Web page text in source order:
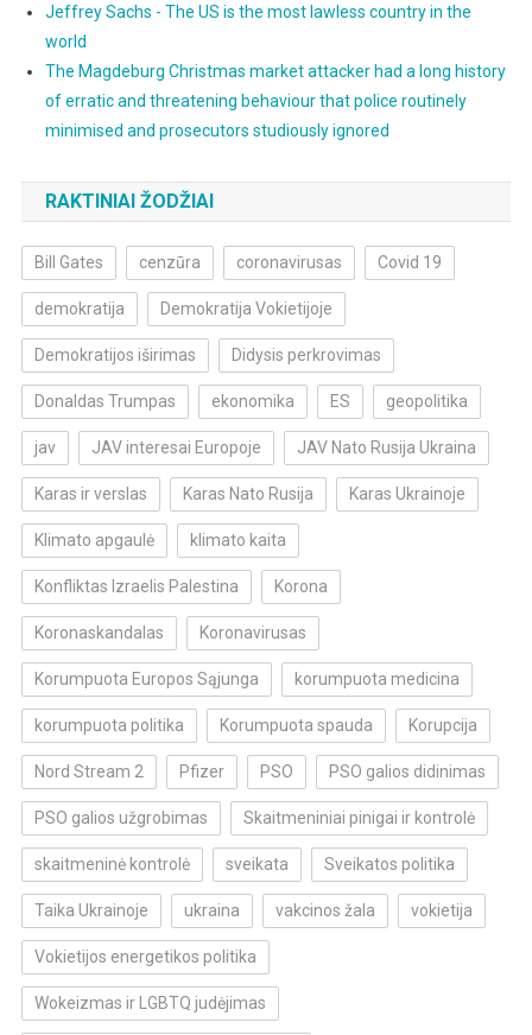
Jeffrey Sachs - The US is the most lawless country in the
world
The Magdeburg Christmas market attacker had a long history
of erratic and threatening behaviour that police routinely
minimised and prosecutors studiously ignored
RAKTINIAI ŽODŽIAI
Bill Gates cenzūra coronavirusas Covid 19
demokratija Demokratija Vokietijoje
Demokratijos iširimas Didysis perkrovimas
Donaldas Trumpas ekonomika ES geopolitika
jav JAV interesai Europoje JAV Nato Rusija Ukraina
Karas ir verslas Karas Nato Rusija Karas Ukrainoje
Klimato apgaulė klimato kaita
Konfliktas Izraelis Palestina Korona
Koronaskandalas Koronavirusas
Korumpuota Europos Sąjunga korumpuota medicina
korumpuota politika Korumpuota spauda Korupcija
Nord Stream 2 Pfizer PSO PSO galios didinimas
PSO galios užgrobimas Skaitmeniniai pinigai ir kontrolė
skaitmeninė kontrolė sveikata Sveikatos politika
Taika Ukrainoje ukraina vakcinos žala vokietija
Vokietijos energetikos politika
Wokeizmas ir LGBTQ judėjimas